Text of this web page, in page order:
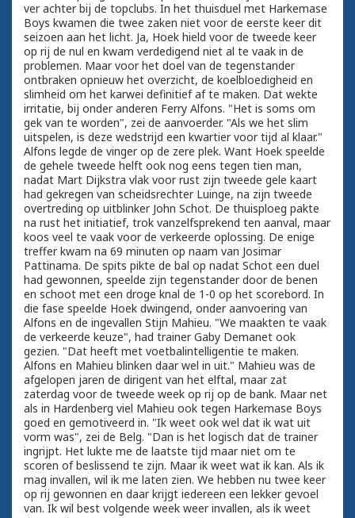
ver achter bij de topclubs. In het thuisduel met Harkemase
Boys kwamen die twee zaken niet voor de eerste keer dit
seizoen aan het licht. Ja, Hoek hield voor de tweede keer
op rij de nul en kwam verdedigend niet al te vaak in de
problemen. Maar voor het doel van de tegenstander
ontbraken opnieuw het overzicht, de koelbloedigheid en
slimheid om het karwei definitief af te maken. Dat wekte
irritatie, bij onder anderen Ferry Alfons. "Het is soms om
gek van te worden", zei de aanvoerder. "Als we het slim
uitspelen, is deze wedstrijd een kwartier voor tijd al klaar."
Alfons legde de vinger op de zere plek. Want Hoek speelde
de gehele tweede helft ook nog eens tegen tien man,
nadat Mart Dijkstra vlak voor rust zijn tweede gele kaart
had gekregen van scheidsrechter Luinge, na zijn tweede
overtreding op uitblinker John Schot. De thuisploeg pakte
na rust het initiatief, trok vanzelfsprekend ten aanval, maar
koos veel te vaak voor de verkeerde oplossing. De enige
treffer kwam na 69 minuten op naam van Josimar
Pattinama. De spits pikte de bal op nadat Schot een duel
had gewonnen, speelde zijn tegenstander door de benen
en schoot met een droge knal de 1-0 op het scorebord. In
die fase speelde Hoek dwingend, onder aanvoering van
Alfons en de ingevallen Stijn Mahieu. "We maakten te vaak
de verkeerde keuze", had trainer Gaby Demanet ook
gezien. "Dat heeft met voetbalintelligentie te maken.
Alfons en Mahieu blinken daar wel in uit." Mahieu was de
afgelopen jaren de dirigent van het elftal, maar zat
zaterdag voor de tweede week op rij op de bank. Maar net
als in Hardenberg viel Mahieu ook tegen Harkemase Boys
goed en gemotiveerd in. "Ik weet ook wel dat ik wat uit
vorm was", zei de Belg. "Dan is het logisch dat de trainer
ingrijpt. Het lukte me de laatste tijd maar niet om te
scoren of beslissend te zijn. Maar ik weet wat ik kan. Als ik
mag invallen, wil ik me laten zien. We hebben nu twee keer
op rij gewonnen en daar krijgt iedereen een lekker gevoel
van. Ik wil best volgende week weer invallen, als ik weet